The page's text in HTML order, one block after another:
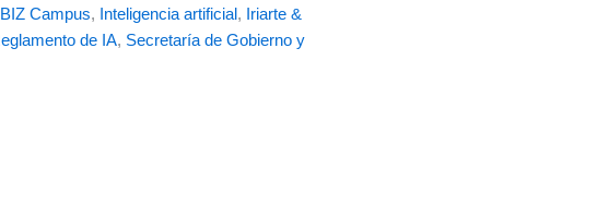
Campus, Inteligencia artificial, Iriarte &
de IA, Secretaría de Gobierno y